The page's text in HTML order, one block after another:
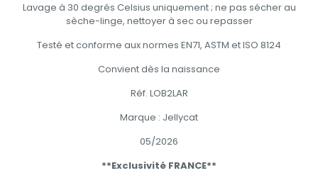
Lavage à 30 degrés Celsius uniquement ; ne pas sécher au
sèche-linge, nettoyer à sec ou repasser
Testé et conforme aux normes EN71, ASTM et ISO 8124
Convient dès la naissance
Réf. LOB2LAR
Marque : Jellycat
05/2026
**Exclusivité FRANCE**